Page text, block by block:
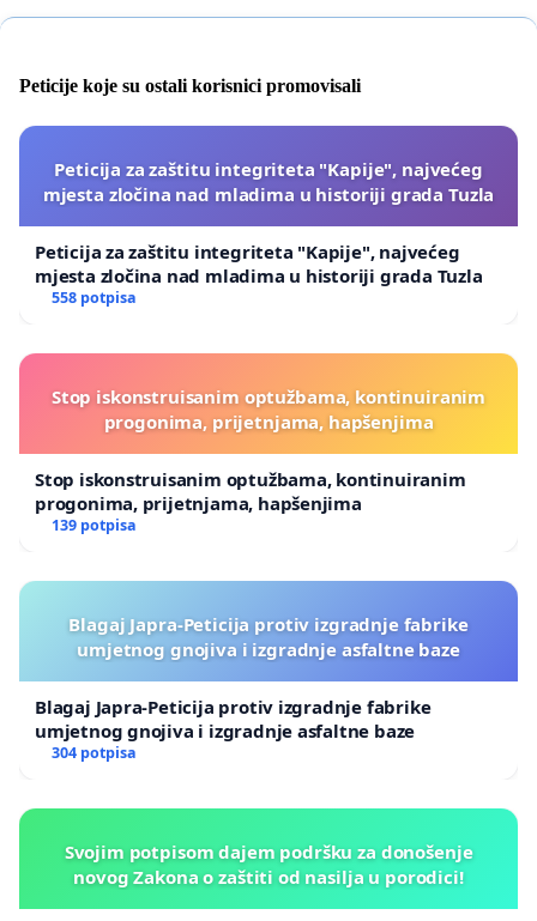
Peticije koje su ostali korisnici promovisali
Peticija za zaštitu integriteta "Kapije", najvećeg
mjesta zločina nad mladima u historiji grada Tuzla
Peticija za zaštitu integriteta "Kapije", najvećeg
mjesta zločina nad mladima u historiji grada Tuzla
558 potpisa
Stop iskonstruisanim optužbama, kontinuiranim
progonima, prijetnjama, hapšenjima
Stop iskonstruisanim optužbama, kontinuiranim
progonima, prijetnjama, hapšenjima
139 potpisa
Blagaj Japra-Peticija protiv izgradnje fabrike
umjetnog gnojiva i izgradnje asfaltne baze
Blagaj Japra-Peticija protiv izgradnje fabrike
umjetnog gnojiva i izgradnje asfaltne baze
304 potpisa
Svojim potpisom dajem podršku za donošenje
novog Zakona o zaštiti od nasilja u porodici!